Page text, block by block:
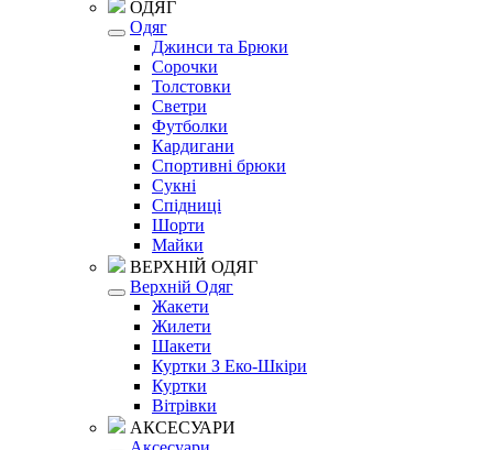
ОДЯГ
Одяг
Джинси та Брюки
Сорочки
Толстовки
Светри
Футболки
Кардигани
Спортивні брюки
Сукні
Спідниці
Шорти
Майки
ВЕРХНІЙ ОДЯГ
Верхній Одяг
Жакети
Жилети
Шакети
Куртки З Еко-Шкіри
Куртки
Вітрівки
АКСЕСУАРИ